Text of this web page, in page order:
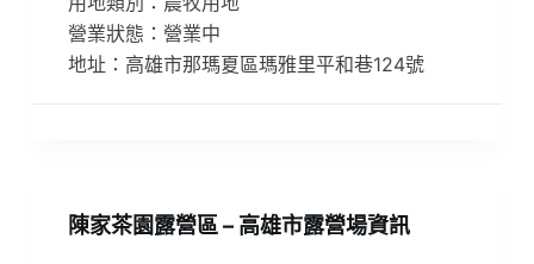
營業狀態：營業中
地址：高雄市那瑪夏區瑪雅里平和巷124號
陳家茶園露營區 – 高雄市露營場資訊